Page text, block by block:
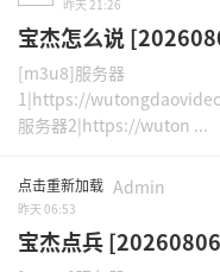
昨天 21:26
宝杰怎么说
[m3u8]服务器
1|https://
服务器2|https://wuton ...
点击重新加载 Admin
昨天 06:53
宝杰点兵